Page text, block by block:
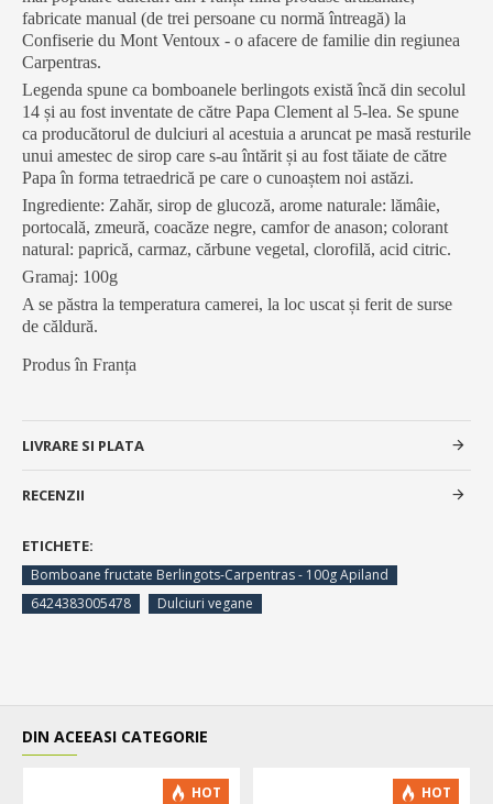
fabricate manual (de trei persoane cu normă întreagă) la
Confiserie du Mont Ventoux - o afacere de familie din regiunea
Carpentras.
Legenda spune ca bomboanele berlingots există încă din secolul
14 și au fost inventate de către Papa Clement al 5-lea. Se spune
ca producătorul de dulciuri al acestuia a aruncat pe masă resturile
unui amestec de sirop care s-au întărit și au fost tăiate de către
Papa în forma tetraedrică pe care o cunoaștem noi astăzi.
Ingrediente: Zahăr, sirop de glucoză, arome naturale: lămâie,
portocală, zmeură, coacăze negre, camfor de anason; colorant
natural: paprică, carmaz, cărbune vegetal, clorofilă, acid citric.
Gramaj: 100g
A se păstra la temperatura camerei, la loc uscat și ferit de surse
de căldură.
Produs în Franța
LIVRARE SI PLATA
RECENZII
ETICHETE:
Bomboane fructate Berlingots-Carpentras - 100g Apiland
6424383005478
Dulciuri vegane
DIN ACEEASI CATEGORIE
HOT HOT